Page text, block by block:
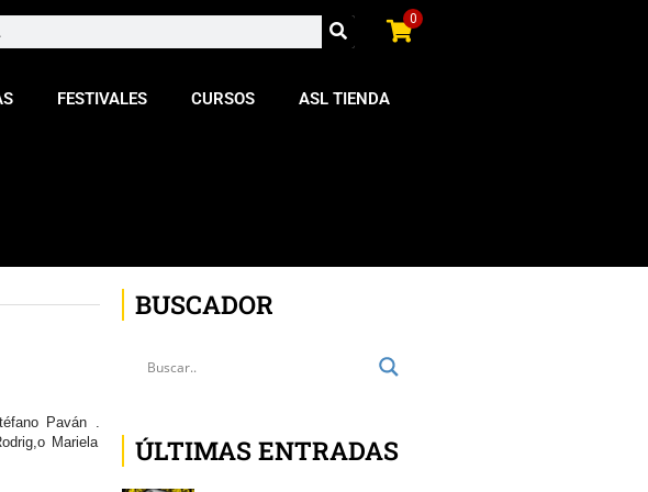
0
FESTIVALES CURSOS ASL TIENDA
Paván .
Mariela
BUSCADOR
ÚLTIMAS ENTRADAS